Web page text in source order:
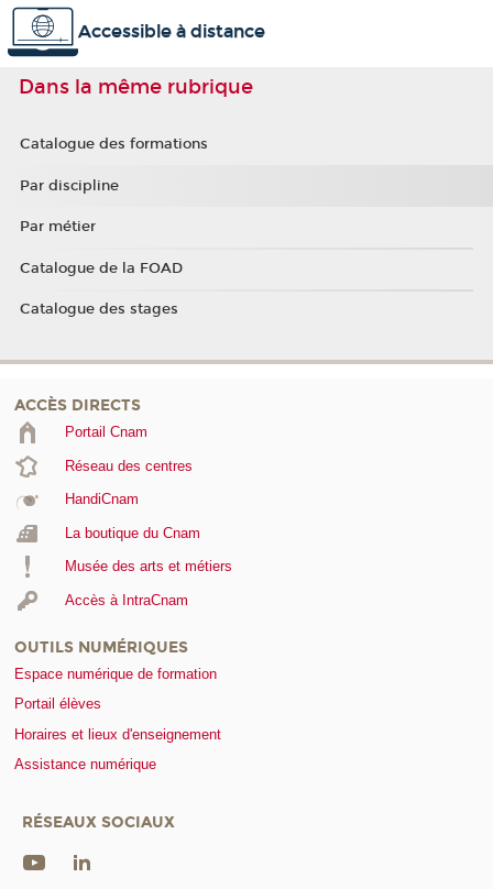
Accessible à distance
Dans la même rubrique
Catalogue des formations
Par discipline
Par métier
Catalogue de la FOAD
Catalogue des stages
ACCÈS DIRECTS
Portail Cnam
Réseau des centres
HandiCnam
La boutique du Cnam
Musée des arts et métiers
Accès à IntraCnam
OUTILS NUMÉRIQUES
Espace numérique de formation
Portail élèves
Horaires et lieux d'enseignement
Assistance numérique
RÉSEAUX SOCIAUX